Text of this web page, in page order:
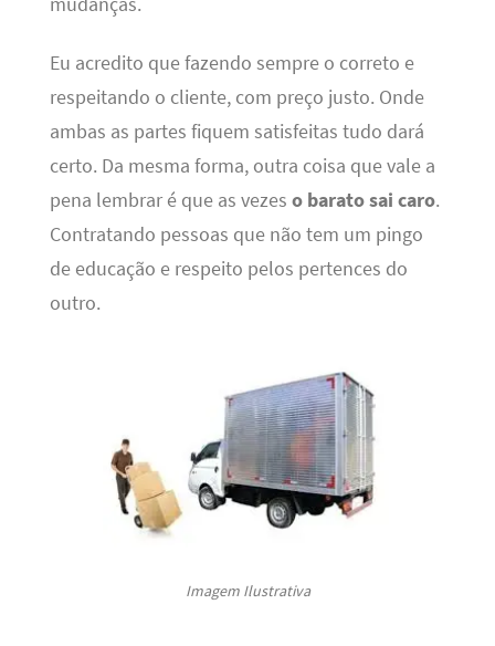
Eu acredito que fazendo sempre o correto e
respeitando o cliente, com preço justo. Onde
ambas as partes fiquem satisfeitas tudo dará
certo. Da mesma forma, outra coisa que vale a
pena lembrar é que as vezes o barato sai caro.
Contratando pessoas que não tem um pingo
de educação e respeito pelos pertences do
outro.
Imagem Ilustrativa